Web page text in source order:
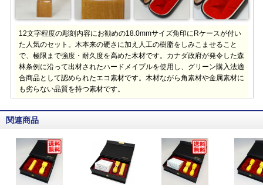
12文字程度の彫刻内容にお勧めの18.0mmサイズ角印にRケースが付い
た人気のセット。木本来の硬さに加え人工の樹脂をしみこませること
で、極限まで強度・耐久度を高めた木材です。カナダ政府が発令した森
林条例に沿って出材されたハードメイプルを使用し、グリーン購入法適
合商品として認められたエコ素材です。木材ながら角素材や金属素材に
も劣らない品質を持つ素材です。
関連商品